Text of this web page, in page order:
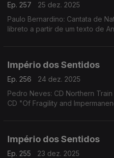
Ep. 257
25 dez. 2025
Paulo Bernardino: Cantata de
libreto a partir de um texto de
Império dos Sentidos
Ep. 256
24 dez. 2025
Pedro Neves: CD Northern
CD "Of Fragility and
Império dos Sentidos
Ep. 255
23 dez. 2025